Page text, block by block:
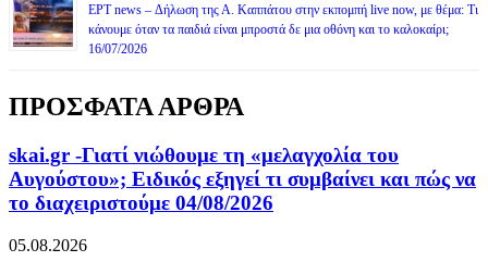
ΕΡΤ news – Δήλωση της Α. Καππάτου στην εκπομπή live now, με θέμα: Τι
κάνουμε όταν τα παιδιά είναι μπροστά δε μια οθόνη και το καλοκαίρι;
16/07/2026
ΠΡΟΣΦΑΤΑ ΑΡΘΡΑ
skai.gr -Γιατί νιώθουμε τη «μελαγχολία του
Αυγούστου»; Ειδικός εξηγεί τι συμβαίνει και πώς να
το διαχειριστούμε 04/08/2026
05.08.2026